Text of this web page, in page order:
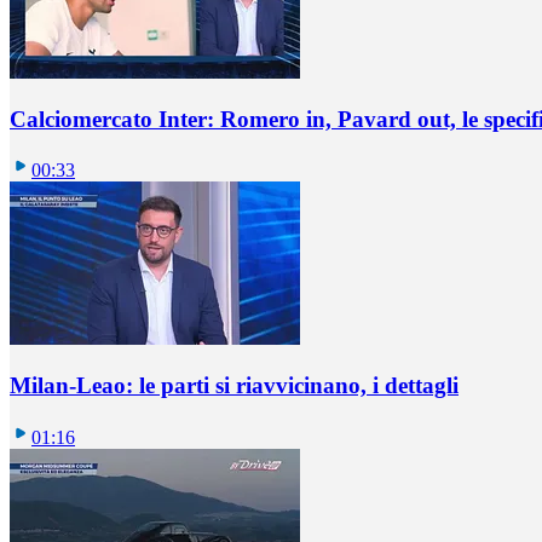
Calciomercato Inter: Romero in, Pavard out, le
00:33
Milan-Leao: le parti si riavvicinano, i dettagli
01:16